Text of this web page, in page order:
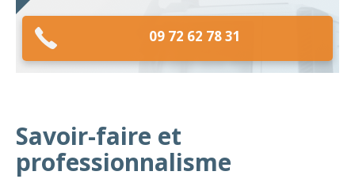
09 72 62 78 31
Savoir-faire et
professionnalisme